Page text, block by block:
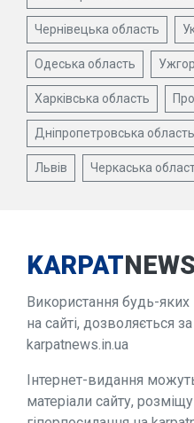
Чернівецька область
Одеська область
Харківська область
Дніпропетровська область
Львів Черкаська
KARPATNEWS
Використання будь-яких
на сайті, дозволяється
karpatnews.in.ua
Інтернет-видання
матеріали сайту,